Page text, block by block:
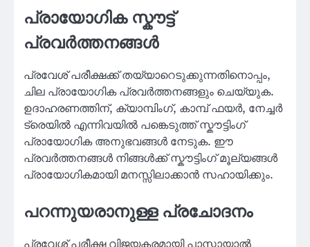
പ്രായോഗിക സ്കൗട്ട്
പ്രവർത്തനങ്ങൾ
പ്രവേശ് പരീക്ഷക്ക് തയ്യാറെടുക്കുന്നതിനൊപ്പം,
ചില പ്രായോഗിക പ്രവർത്തനങ്ങളും ചെയ്യുക.
ഉദാഹരണത്തിന്, ക്യാമ്പിംഗ്, കാമ്പ് ഫയർ, നേച്ചർ
ട്രെയിൽ എന്നിവയിൽ പങ്കെടുത്ത് സ്കൗട്ടിംഗ്
പ്രായോഗിക അനുഭവങ്ങൾ നേടുക. ഈ
പ്രവർത്തനങ്ങൾ നിങ്ങൾക്ക് സ്കൗട്ടിംഗ് മൂല്യങ്ങൾ
പ്രായോഗികമായി മനസ്സിലാക്കാൻ സഹായിക്കും.
പറന്നുയരാനുള്ള പ്രചോദനം